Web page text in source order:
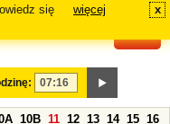
się
więcej x
10B 11 12 13 14 15 16